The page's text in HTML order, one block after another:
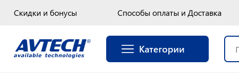
Скидки и бонусы Способы оплаты и Доставка
Категории